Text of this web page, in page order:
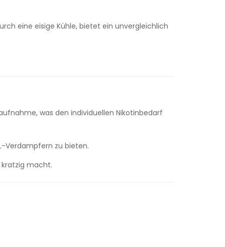
eine eisige Kühle, bietet ein unvergleichlich
was den individuellen Nikotinbedarf
Verdampfern zu bieten.
macht.